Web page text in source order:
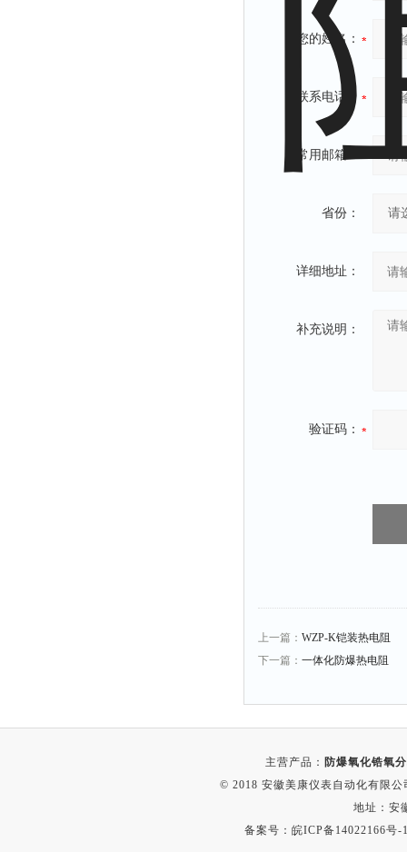
您的姓名：
联系电话：
常用邮箱：
省份：
详细地址：
补充说明：
验证码：
上一篇： WZP-K铠装热电阻
下一篇： 一体化防爆热电阻
主营产品： 防爆氧化锆氧
© 2018 安徽美康仪表自动化有限
地址：安
备案号：皖ICP备14022166号-